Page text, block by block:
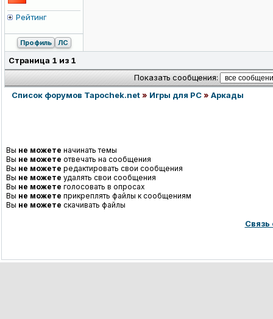
Рейтинг
Профиль ЛС
Страница 1 из 1
Показать сообщения:
Список форумов Tapochek.net» Игры для PC» Аркады
Вы не можете начинать темы
Вы не можете отвечать на сообщения
Вы не можете редактировать свои сообщения
Вы не можете удалять свои сообщения
Вы не можете голосовать в опросах
Вы не можете прикреплять файлы к сообщениям
Вы не можете скачивать файлы